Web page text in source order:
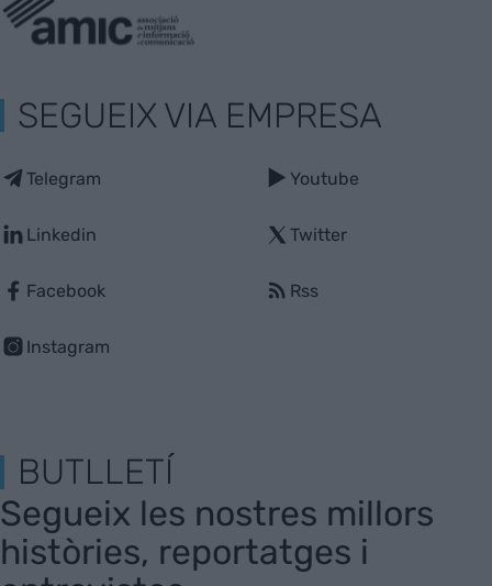
SEGUEIX VIA EMPRESA
Telegram
Linkedin
Facebook
Instagram
Youtube
Twitter
Rss
BUTLLETÍ
Segueix les nostres millors
històries, reportatges i